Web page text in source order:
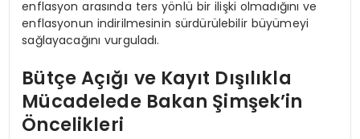
enflasyon arasında ters yönlü bir ilişki olmadığını ve
enflasyonun indirilmesinin sürdürülebilir büyümeyi
sağlayacağını vurguladı.
Bütçe Açığı ve Kayıt Dışılıkla
Mücadelede Bakan Şimşek’in
Öncelikleri